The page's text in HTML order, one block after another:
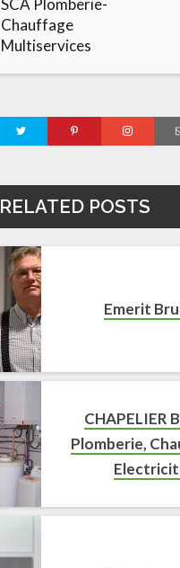
Chauffage
Multiservices
RELATED POSTS
Emerit
CHAPELIER
Plomberie,